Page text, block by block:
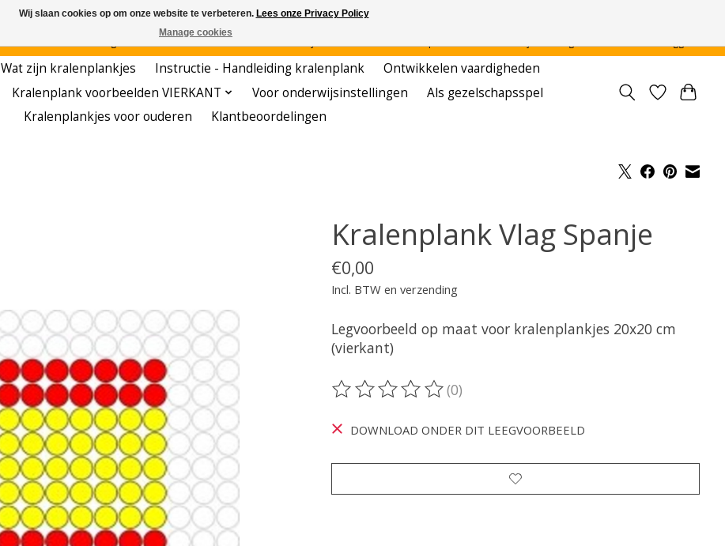
Wat zijn kralenplankjes Instructie - Handleiding kralenplank
Ontwikkelen vaardigheden
Kralenplank voorbeelden VIERKANT Voor onderwijsinstellingen
Als gezelschapsspel
Kralenplankjes voor ouderen
Klantbeoordelingen
Kralenplank Vlag Spanje
€0,00
Incl. BTW en verzending
Legvoorbeeld op maat voor kralenplankjes 20x20 cm
(vierkant)
De beoordeling van dit product is
(0)
DOWNLOAD ONDER DIT LEEGVOORBEELD
Wij slaan cookies op om onze website te verbeteren. Lees onze Privacy Policy
Manage cookies